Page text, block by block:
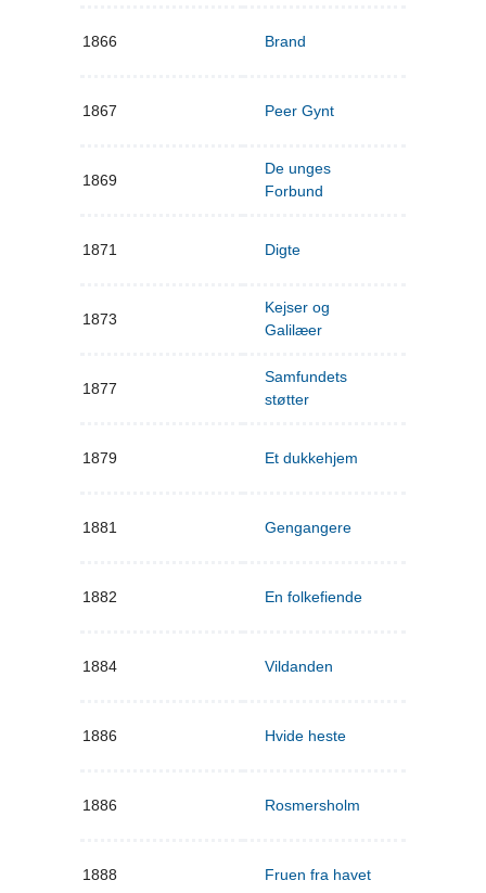
1866 Brand
1867 Peer Gynt
1869
De unges
Forbund
1871 Digte
1873
Kejser og
Galilæer
1877
Samfundets
støtter
1879 Et dukkehjem
1881 Gengangere
1882 En folkefiende
1884 Vildanden
1886 Hvide heste
1886 Rosmersholm
1888 Fruen fra havet